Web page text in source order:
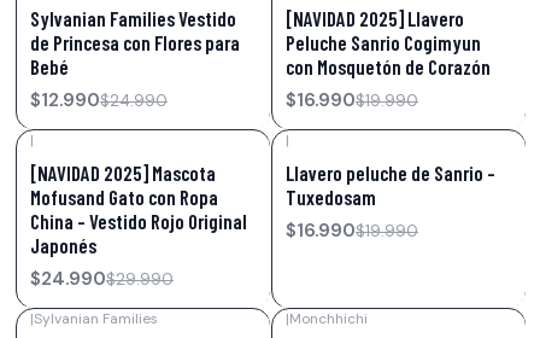
Sylvanian Families Vestido
de Princesa con Flores para
Bebé
$12.990$24.990
[NAVIDAD 2025] Llavero
Peluche Sanrio Cogimyun
con Mosquetón de Corazón
$16.990$19.990
|
[NAVIDAD 2025] Mascota
Mofusand Gato con Ropa
China – Vestido Rojo Original
Japonés
$24.990$29.990
|
Llavero peluche de Sanrio –
Tuxedosam
$16.990$19.990
|Sylvanian Families |Monchhichi